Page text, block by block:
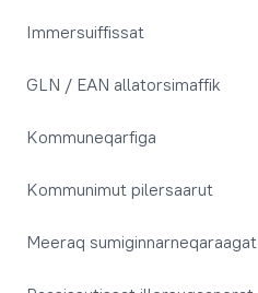
Immersuiffissat
GLN / EAN allatorsimaffik
Kommuneqarfiga
Kommunimut pilersaarut
Meeraq sumiginnarneqaraagat